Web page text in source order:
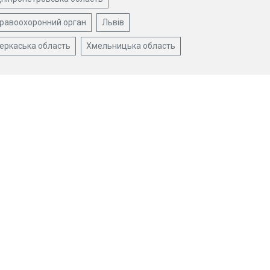
орган Львів
область Хмельницька область